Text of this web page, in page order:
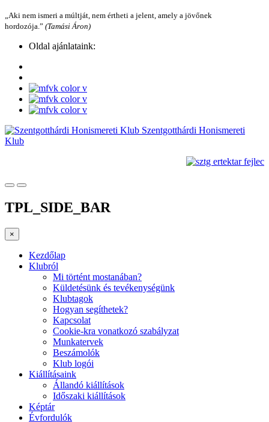
„Aki nem ismeri a múltját, nem értheti a jelent, amely a jövőnek
hordozója.” (Tamási Áron)
Oldal ajánlataink:
Szentgotthárdi Honismereti
Klub
TPL_SIDE_BAR
×
Kezdőlap
Klubról
Mi történt mostanában?
Küldetésünk és tevékenységünk
Klubtagok
Hogyan segíthetek?
Kapcsolat
Cookie-kra vonatkozó szabályzat
Munkatervek
Beszámolók
Klub logói
Kiállításaink
Állandó kiállítások
Időszaki kiállítások
Képtár
Évfordulók